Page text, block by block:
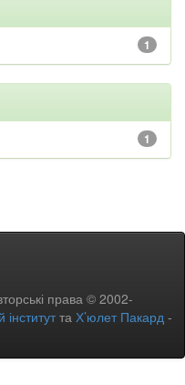
1
1
права © 2002-
та Х’юлет Пакард -